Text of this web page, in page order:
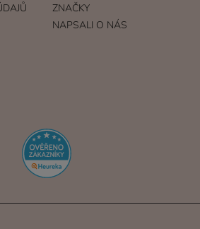
ZNAČKY
NAPSALI O NÁS